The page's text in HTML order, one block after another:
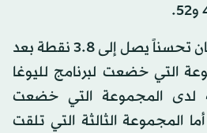
وأوضحت نتائج الاستبيان تحسناً يصل إلى 3.8 نقطة بعد
التي خضعت لبرنامج لليوغا
مع 3.5 نقطة لدى المجموعة التي خضعت
المجموعة الثالثة التي تلقت